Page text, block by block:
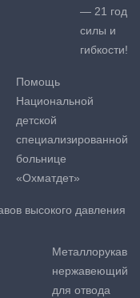
— 21 год
силы и
гибкости!
Помощь
Национальной
детской
специализированной
больнице
«Охматдет»
высокого давления
Металлорукав
нержавеющий
для отвода